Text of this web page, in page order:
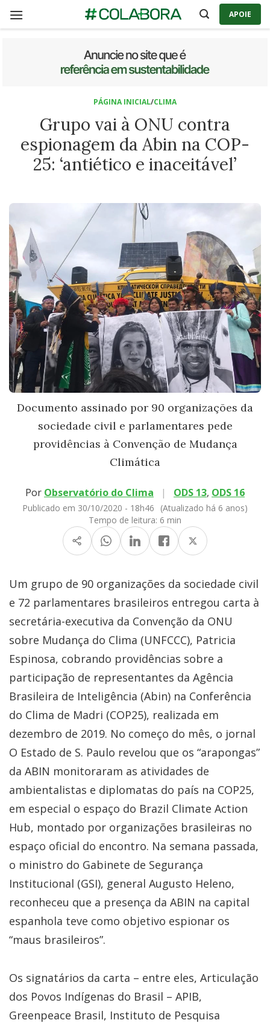
APOIE
PÁGINA INICIAL/CLIMA
Grupo vai à ONU contra
espionagem da Abin na COP-
25: ‘antiético e inaceitável’
Documento assinado por 90 organizações da
sociedade civil e parlamentares pede
providências à Convenção de Mudança
Climática
Por Observatório do Clima | ODS 13, ODS 16
Publicado em 30/10/2020 - 18h46
(Atualizado há 6 anos)
Tempo de leitura: 6 min
Um grupo de 90 organizações da sociedade civil
e 72 parlamentares brasileiros entregou carta à
secretária-executiva da Convenção da ONU
sobre Mudança do Clima (UNFCCC), Patricia
Espinosa, cobrando providências sobre a
participação de representantes da Agência
Brasileira de Inteligência (Abin) na Conferência
do Clima de Madri (COP25), realizada em
dezembro de 2019. No começo do mês, o jornal
O Estado de S. Paulo revelou que os “arapongas”
da ABIN monitoraram as atividades de
ambientalistas e diplomatas do país na COP25,
em especial o espaço do Brazil Climate Action
Hub, montado por organizações brasileiras no
espaço oficial do encontro. Na semana passada,
o ministro do Gabinete de Segurança
Institucional (GSI), general Augusto Heleno,
reconheceu que a presença da ABIN na capital
espanhola teve como objetivo espionar os
“maus brasileiros”.
Os signatários da carta – entre eles, Articulação
dos Povos Indígenas do Brasil – APIB,
Greenpeace Brasil, Instituto de Pesquisa